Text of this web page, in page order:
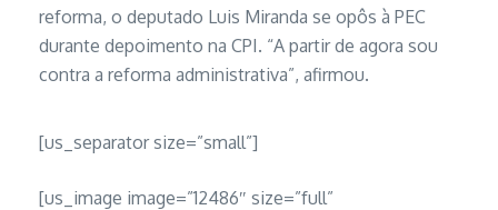
reforma, o deputado Luis Miranda se opôs à PEC
durante depoimento na CPI. “A partir de agora sou
contra a reforma administrativa”, afirmou.
[us_separator size=”small”]
[us_image image=”12486″ size=”full”